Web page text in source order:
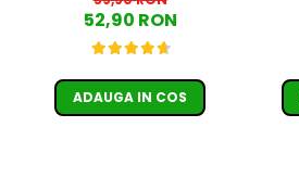
52,90 RON
ADAUGA IN COS